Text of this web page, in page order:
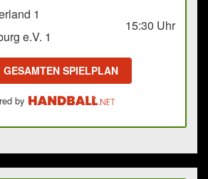
1
e.V. 1
15:30 Uhr
GESAMTEN SPIELPLAN
by